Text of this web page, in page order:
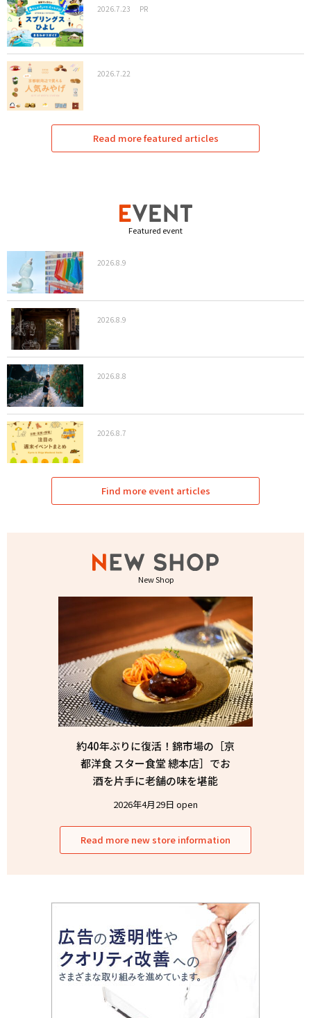
2026.7.23 PR
2026.7.22
Read more featured articles
Featured event
2026.8.9
2026.8.9
2026.8.8
2026.8.7
Find more event articles
New Shop
約40年ぶりに復活！錦市場の［京
都洋食 スター食堂 總本店］でお
酒を片手に老舗の味を堪能
2026年4月29日 open
Read more new store information